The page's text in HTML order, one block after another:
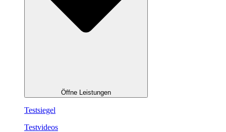
Öffne Leistungen
Testsiegel
Testvideos